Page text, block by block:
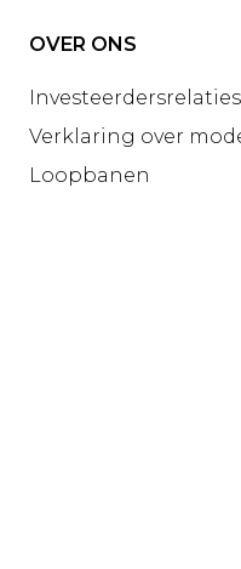
OVER ONS
Investeerdersrelaties
Verklaring over
Loopbanen